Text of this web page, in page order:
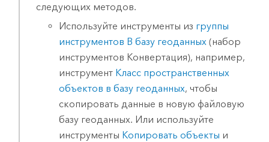
следующих методов.
Используйте инструменты из группы
инструментов В базу геоданных (набор
инструментов Конвертация), например,
инструмент Класс пространственных
объектов в базу геоданных, чтобы
скопировать данные в новую файловую
базу геоданных. Или используйте
инструменты Копировать объекты и